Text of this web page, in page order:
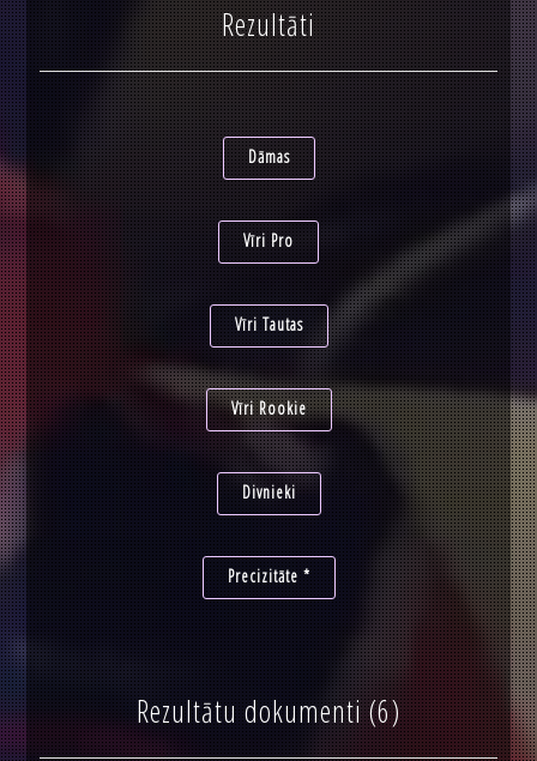
Rezultāti
Dāmas
Vīri Pro
Vīri Tautas
Vīri Rookie
Divnieki
Precizitāte *
Rezultātu dokumenti (6)